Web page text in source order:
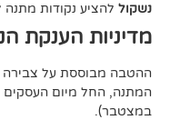
מתנה לקנייה הבאה.
הנקודות:
ההטבה מבוססת על